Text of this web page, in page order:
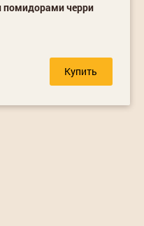
помидорами черри
Купить